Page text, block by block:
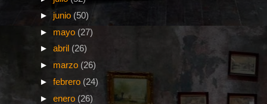
► junio (50)
► mayo (27)
► abril (26)
► marzo (26)
► febrero (24)
► enero (26)